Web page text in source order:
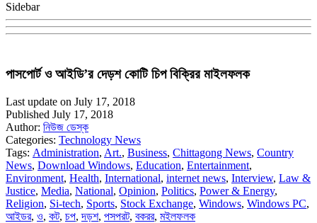
Sidebar
পাসপোর্ট ও আইডি’র দেড়শ কোটি চিপ বিক্রির মাইলফলক
Last update on July 17, 2018
Published July 17, 2018
Author: নিউজ ডেস্ক
Categories: Technology News
Tags: Administration, Art., Business, Chittagong News, Country
News, Download Windows, Education, Entertainment,
Environment, Health, International, internet news, Interview, Law &
Justice, Media, National, Opinion, Politics, Power & Energy,
Religion, Si-tech, Sports, Stock Exchange, Windows, Windows PC,
আইডর, ও, কট, চপ,দড়শ, পসপরট, বকরর, মইলফলক